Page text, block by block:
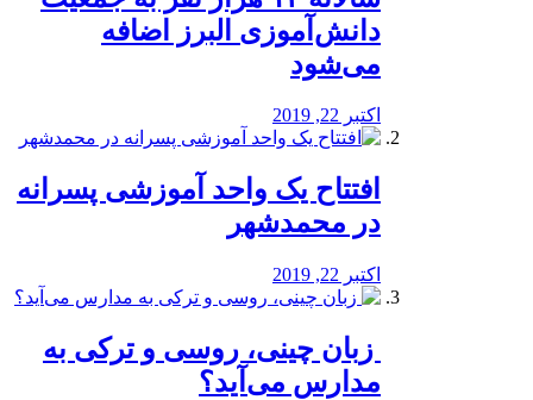
دانش‌آموزی البرز اضافه
می‌شود
اکتبر 22, 2019
افتتاح یک واحد آموزشی پسرانه
در محمدشهر
اکتبر 22, 2019
️ زبان چینی، روسی و ترکی به
مدارس می‌آید؟